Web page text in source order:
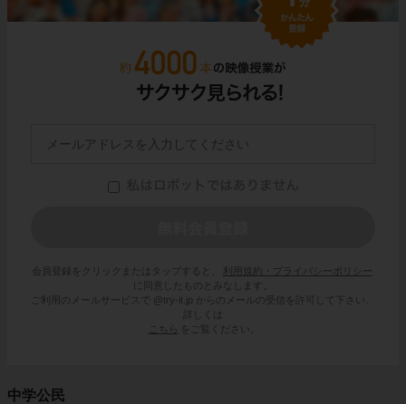
会員登録をクリックまたはタップすると、
利用規約・プライバシーポリシー
に同意したものとみなします。
ご利用のメールサービスで @try-it.jp からのメールの受信を許可して下さい。
詳しくは
こちら
をご覧ください。
中学公民